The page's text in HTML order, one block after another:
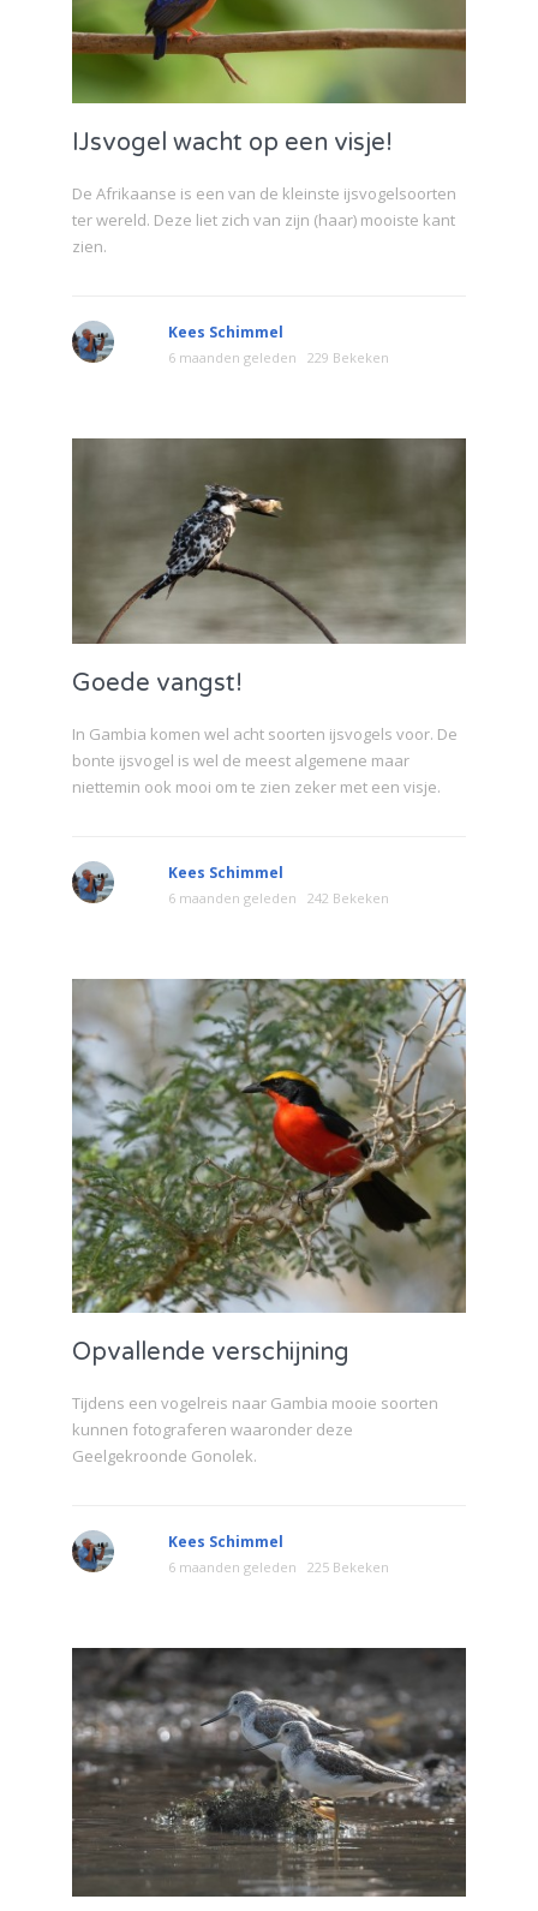
IJsvogel wacht op een visje!
De Afrikaanse is een van de kleinste ijsvogelsoorten
ter wereld. Deze liet zich van zijn (haar) mooiste kant
zien.
Kees Schimmel
6 maanden geleden 229 Bekeken
Goede vangst!
In Gambia komen wel acht soorten ijsvogels voor. De
bonte ijsvogel is wel de meest algemene maar
niettemin ook mooi om te zien zeker met een visje.
Kees Schimmel
6 maanden geleden 242 Bekeken
Opvallende verschijning
Tijdens een vogelreis naar Gambia mooie soorten
kunnen fotograferen waaronder deze
Geelgekroonde Gonolek.
Kees Schimmel
6 maanden geleden 225 Bekeken